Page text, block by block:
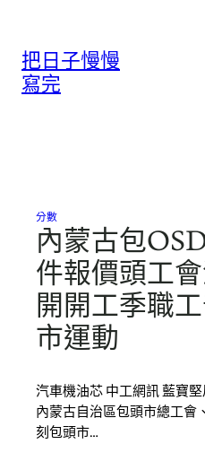
把日子慢慢
寫完
分數
內蒙古包
件報價頭工
開開工季職
市運動
汽車機油芯 中工網訊 藍寶
內蒙古自治區包頭市總工會
刻包頭市…